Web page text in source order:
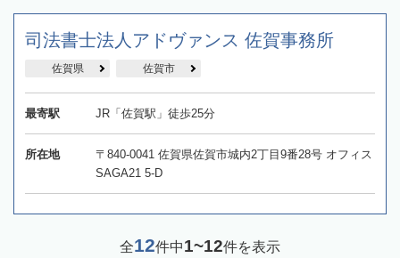
司法書士法人アドヴァンス 佐賀事務所
佐賀県 佐賀市
最寄駅 JR「佐賀駅」徒歩25分
所在地
〒840-0041 佐賀県佐賀市城内2丁目9番28号 オフィス
SAGA21 5-D
全12件中1~12件を表示